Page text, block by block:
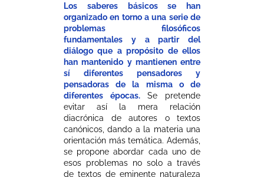
Los saberes básicos se han
organizado en torno a una serie de
problemas filosóficos
fundamentales y a partir del
diálogo que a propósito de ellos
han mantenido y mantienen entre
sí diferentes pensadores y
pensadoras de la misma o de
diferentes épocas. Se pretende
evitar así la mera relación
diacrónica de autores o textos
canónicos, dando a la materia una
orientación más temática. Además,
se propone abordar cada uno de
esos problemas no solo a través
de textos de eminente naturaleza